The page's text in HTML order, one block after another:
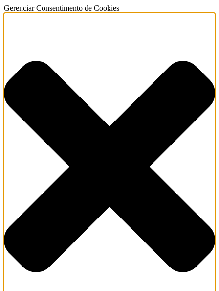
Gerenciar Consentimento de Cookies